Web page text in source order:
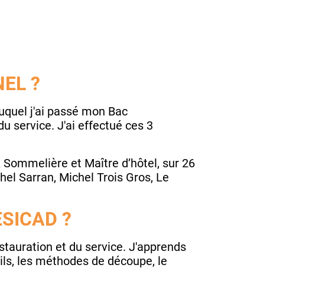
?
j'ai passé mon Bac
service. J'ai effectué ces 3
et Maître d’hôtel, sur 26
Sarran, Michel Trois Gros, Le
?
et du service. J'apprends
les méthodes de découpe, le